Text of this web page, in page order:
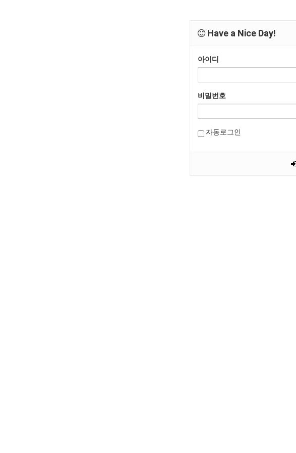
Have a Nice Day!
아이디
비밀번호
자동로그인